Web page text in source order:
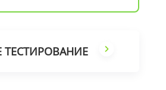
ТЕСТИРОВАНИЕ